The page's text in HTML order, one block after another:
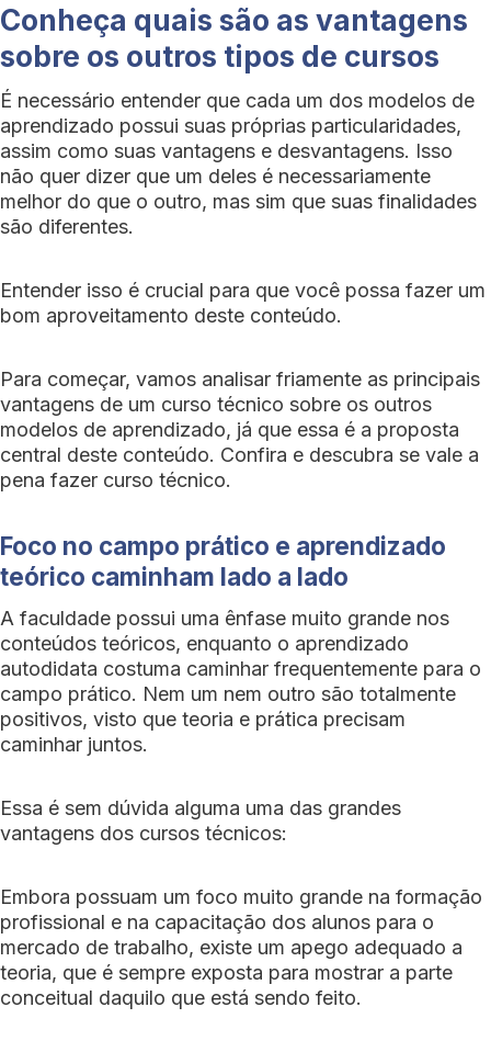
Conheça quais são as vantagens
sobre os outros tipos de cursos
É necessário entender que cada um dos modelos de
aprendizado possui suas próprias particularidades,
assim como suas vantagens e desvantagens. Isso
não quer dizer que um deles é necessariamente
melhor do que o outro, mas sim que suas finalidades
são diferentes.
Entender isso é crucial para que você possa fazer um
bom aproveitamento deste conteúdo.
Para começar, vamos analisar friamente as principais
vantagens de um curso técnico sobre os outros
modelos de aprendizado, já que essa é a proposta
central deste conteúdo. Confira e descubra se vale a
pena fazer curso técnico.
Foco no campo prático e aprendizado
teórico caminham lado a lado
A faculdade possui uma ênfase muito grande nos
conteúdos teóricos, enquanto o aprendizado
autodidata costuma caminhar frequentemente para o
campo prático. Nem um nem outro são totalmente
positivos, visto que teoria e prática precisam
caminhar juntos.
Essa é sem dúvida alguma uma das grandes
vantagens dos cursos técnicos:
Embora possuam um foco muito grande na formação
profissional e na capacitação dos alunos para o
mercado de trabalho, existe um apego adequado a
teoria, que é sempre exposta para mostrar a parte
conceitual daquilo que está sendo feito.